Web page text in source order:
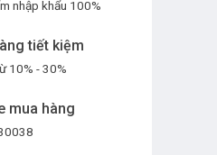
nhập khẩu 100%
tiết kiệm
10% - 30%
mua hàng